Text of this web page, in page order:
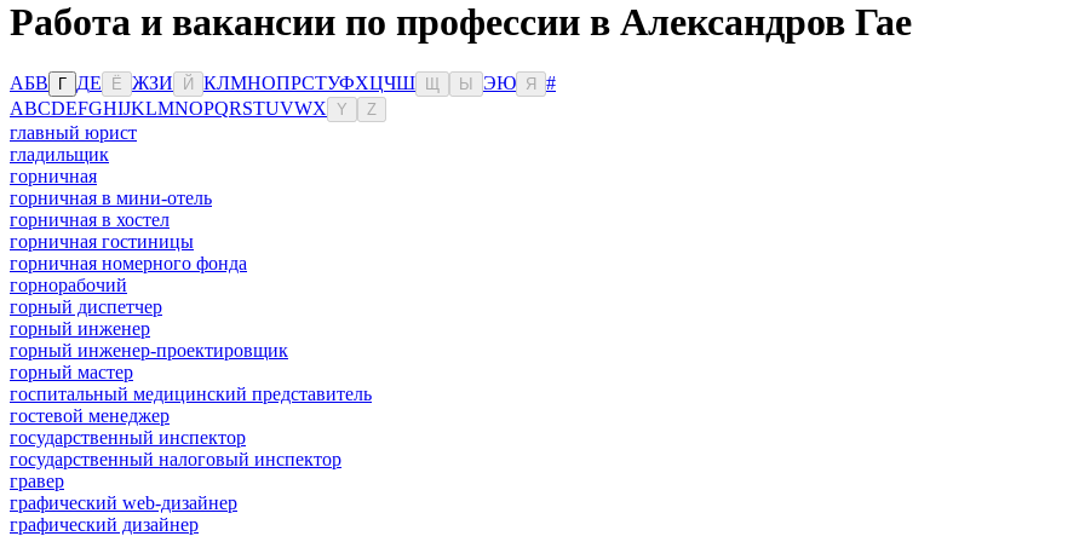
Работа и вакансии по профессии в Александров Гае
АБВ Г ДЕ Ё ЖЗИ Й КЛМНОПРСТУФХЦЧШ Ы ЭЮ Я
#
ABCDEFGHIJKLMNOPQRSTUVWX Y Z
главный юрист
гладильщик
горничная
горничная в мини-отель
горничная в хостел
горничная гостиницы
горничная номерного фонда
горнорабочий
горный диспетчер
горный инженер
горный инженер-проектировщик
горный мастер
госпитальный медицинский представитель
гостевой менеджер
государственный инспектор
государственный налоговый инспектор
гравер
графический web-дизайнер
графический дизайнер